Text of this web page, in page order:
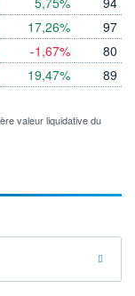
17,26%
-1,67%
19,47%
97
80
89
valeur liquidative du